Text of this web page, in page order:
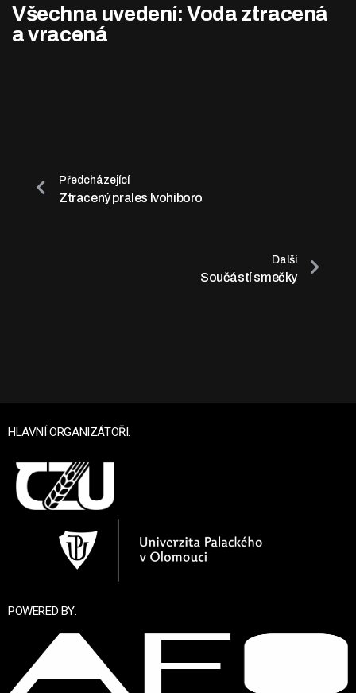
Všechna uvedení: Voda ztracená
a vracená
Předcházející
Ztracený prales Ivohiboro
Další
Součástí smečky
HLAVNÍ ORGANIZÁTOŘI:
POWERED BY: